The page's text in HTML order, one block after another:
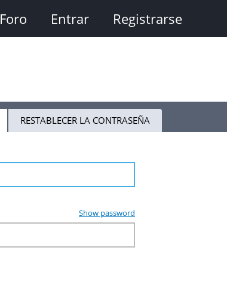
Foro Entrar Registrarse
(SOLAPA
ACTIVA)
RESTABLECER LA CONTRASEÑA
Show password